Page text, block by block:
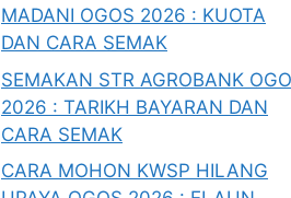
MADANI OGOS 2026 : KUOTA
DAN CARA SEMAK
SEMAKAN STR AGROBANK
2026 : TARIKH BAYARAN DAN
CARA SEMAK
CARA MOHON KWSP HILANG